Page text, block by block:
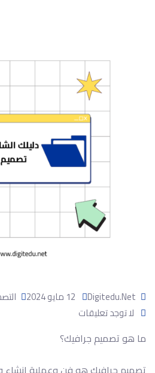
Digitedu.net
لا توجد تعليقات
ما هو تصميم جرافيك؟